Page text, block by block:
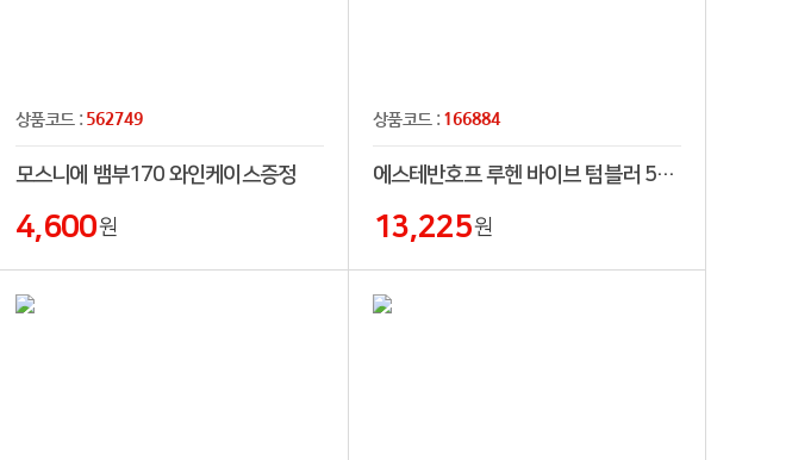
상품코드 : 562749
모스니에 뱀부170 와인케이스증정
4,600원
상품코드 : 166884
에스테반호프 루헨 바이브 텀블러 591ml
13,225원